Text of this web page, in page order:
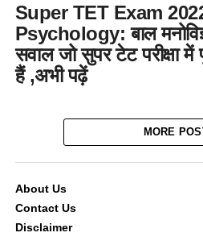
Super TET Exam
Psychology: बाल
सवाल जो सुपर टेट परीक्षा
हैं ,अभी पढ़ें
MORE
About Us
Contact Us
Disclaimer